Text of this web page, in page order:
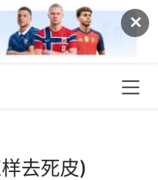
✕
去死皮)